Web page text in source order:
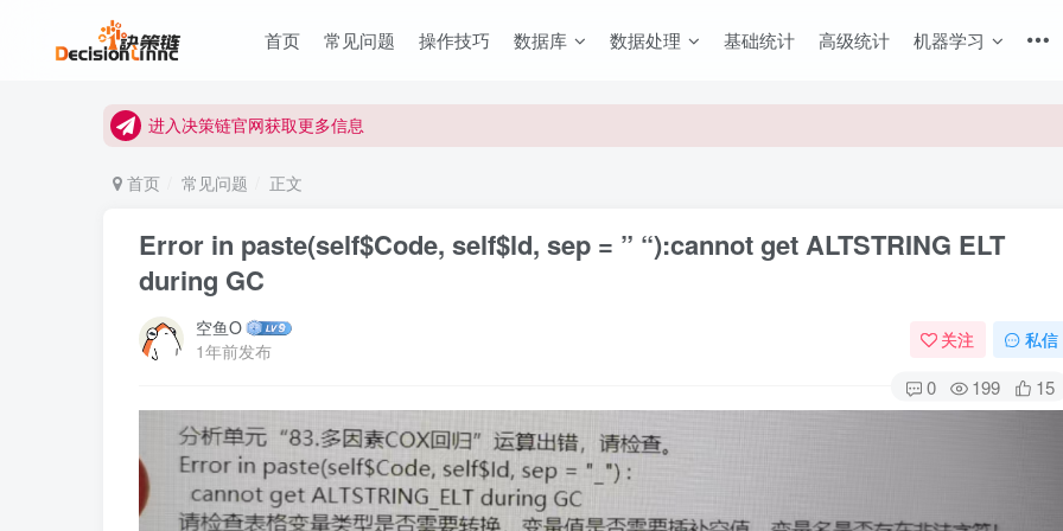
首页 常见问题 操作技巧 数据库 数据处理 基础统计 高级统计 机器学习
进入决策链Wiki获取官方使用指南
进入决策链官网获取更多信息
关注Bilibili官方视频号获取更多教程
首页 常见问题 正文
Error in paste(self$Code, self$ld, sep = ” “):cannot get ALTSTRING ELT
during GC
空鱼O
1年前发布
关注 私信
0 199 15